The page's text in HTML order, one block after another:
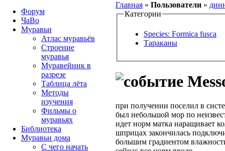
Главная » Пользователи »
Категории
Species: Formica fusca
Тараканы
при получении поселил в
был небольшой мор по
идет норм матка наращивает
шприцах закончилась
большим градиентом
Форум
ЧаВо
Муравьи
Атлас муравьёв
Строение
муравья
Муравейник в
разрезе
Таблица лёта
Методы
изучения
Фильмы о
муравьях
Библиотека
Муравьи дома
С чего начать